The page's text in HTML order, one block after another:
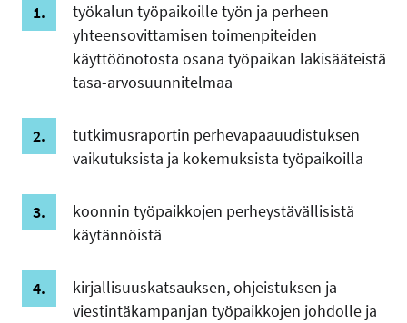
työkalun työpaikoille työn ja perheen
yhteensovittamisen toimenpiteiden
käyttöönotosta osana työpaikan lakisääteistä
tasa-arvosuunnitelmaa
tutkimusraportin perhevapaauudistuksen
vaikutuksista ja kokemuksista työpaikoilla
koonnin työpaikkojen perheystävällisistä
käytännöistä
kirjallisuuskatsauksen, ohjeistuksen ja
viestintäkampanjan työpaikkojen johdolle ja